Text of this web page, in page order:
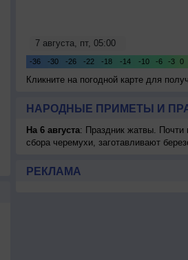
Кликните на погодной карте для
НАРОДНЫЕ ПРИМЕТЫ И
На 6 августа: Праздник жатвы. Почти
сбора черемухи, заготавливают
РЕКЛАМА